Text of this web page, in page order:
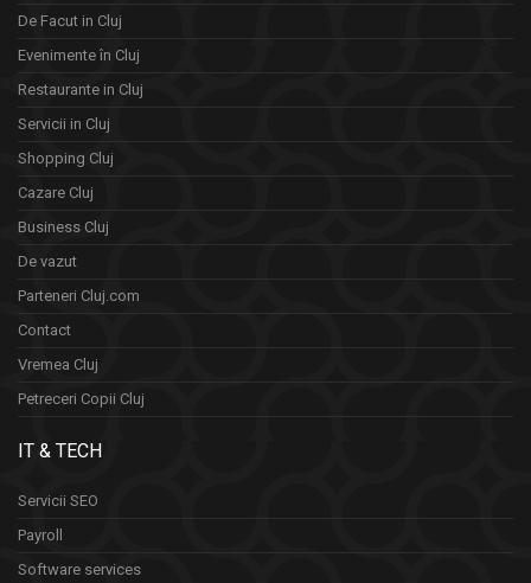
De Facut in Cluj
Evenimente în Cluj
Restaurante in Cluj
Servicii in Cluj
Shopping Cluj
Cazare Cluj
Business Cluj
De vazut
Parteneri Cluj.com
Contact
Vremea Cluj
Petreceri Copii Cluj
IT & TECH
Servicii SEO
Payroll
Software services